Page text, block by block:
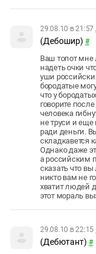
29.08.10 в 21:57
(Дебошир) #
Ваш топот мне
надеть очки
уши
бородатые
что у
говорите
человека
не труси и
ради деньги.
складкавется
Однако даже
а российским
сказать что
никто вам не
хватит людей
этот мораль
29.08.10 в 22:15
(Дебютант) #